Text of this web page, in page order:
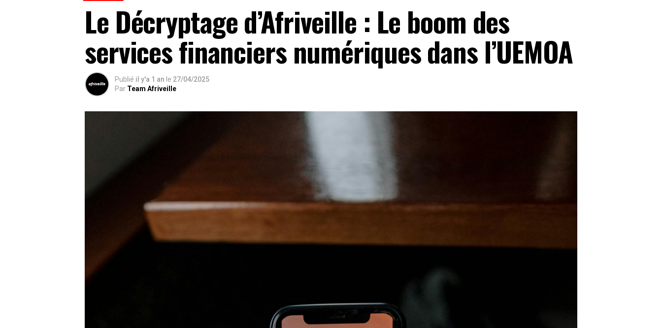
Le Décryptage d’Afriveille : Le boom des
services financiers numériques dans l’UEMOA
Publié il y'a 1 an le 27/04/2025
Par Team Afriveille